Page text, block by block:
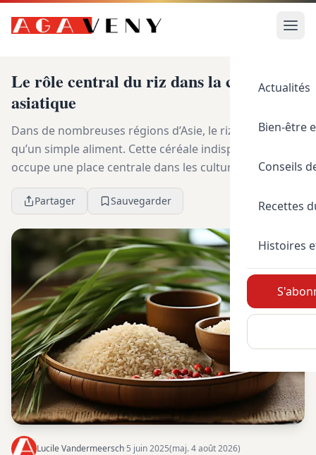
Actualités
Bien-être
Conseils
Recettes
Histoires
Le rôle central du riz dans la culture
asiatique
Dans de nombreuses régions d’Asie, le riz est bien plus
qu’un simple aliment. Cette céréale indispensable
occupe une place centrale dans les cultures et les
traditions des peuples asiatiques. Au-delà ...
Partager Sauvegarder
Lucile Vandermeersch·5 juin 2025(maj. 4 août 2026)